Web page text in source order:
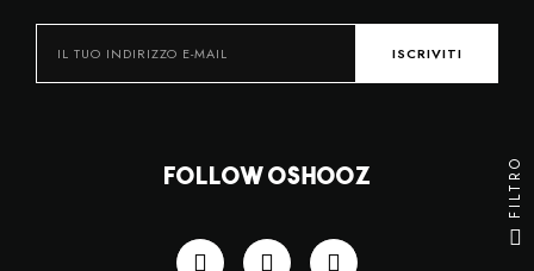
ISCRIVITI
Follow OSHOOZ FILTRO